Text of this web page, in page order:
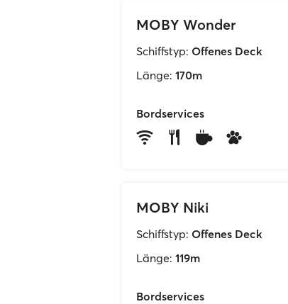
MOBY Wonder
Schiffstyp: Offenes Deck
Länge: 170m
Bordservices
MOBY Niki
Schiffstyp: Offenes Deck
Länge: 119m
Bordservices